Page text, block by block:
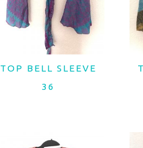
LER MAIS
TOP BELL SLEEVE
36